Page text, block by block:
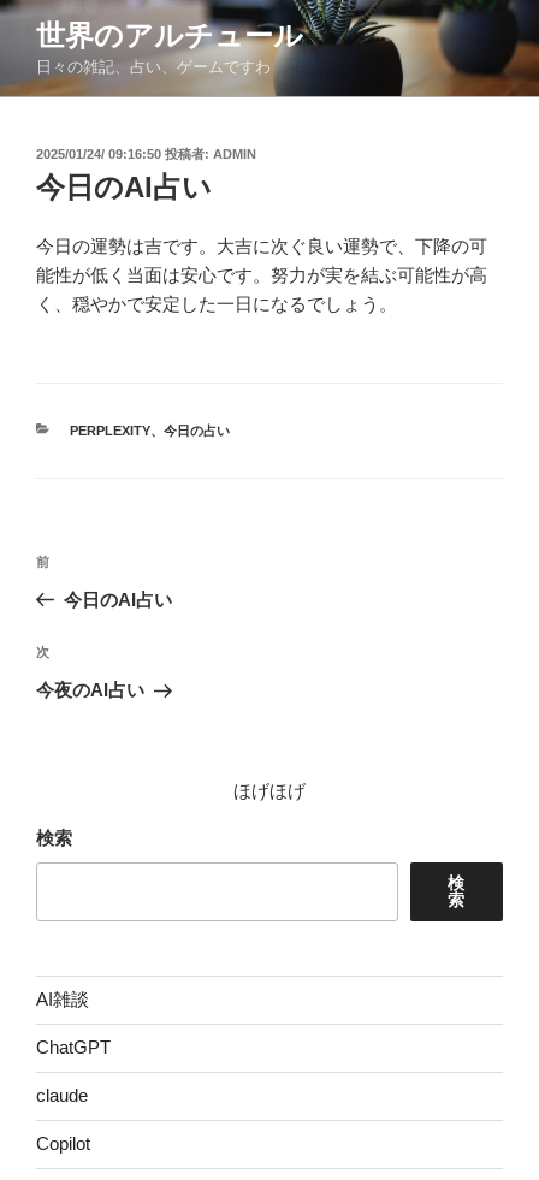
コ
ン
世界のアルチュール
日々の雑記、占い、ゲームですわ
投
稿
日:
2025/01/24/ 09:16:50 投稿者: ADMIN
今日のAI占い
今日の運勢は吉です。大吉に次ぐ良い運勢で、下降の可
能性が低く当面は安心です。努力が実を結ぶ可能性が高
く、穏やかで安定した一日になるでしょう。
カ
PERPLEXITY、 今日の占い
投
ビ
ゲ
前
の
稿
前
今日のAI占い
次
の
次
今夜のAI占い
ほげほげ
検索
検
索
AI雑談
ChatGPT
claude
Copilot